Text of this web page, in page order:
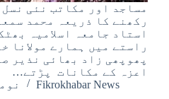
مساجد اور مکاتب نئی
رکھنے کا ذریعہ محمد
استاد جامعہ اسلامیہ
راستے میں ہمارے مولانا
پھوپھی زاد بھائی نذیر
اعزہ کے مکانات پڑتے…
Fikrokhabar News
نومبر